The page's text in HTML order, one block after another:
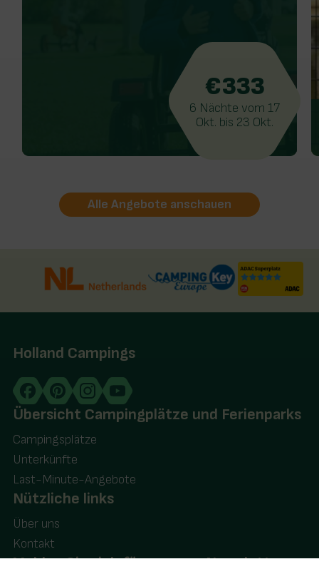
333
6 Nächte vom 17
Okt. bis 23 Okt.
Alle Angebote anschauen
Holland Campings
Übersicht Campingplätze und Ferienparks
Campingsplätze
Unterkünfte
Last-Minute-Angebote
Nützliche links
Über uns
Kontakt
Melden Sie sich für unseren Newsletter an